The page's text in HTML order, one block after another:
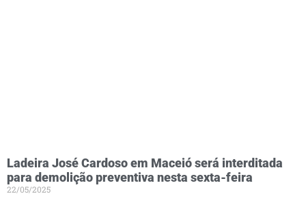
Ladeira José Cardoso em Maceió será interditada
para demolição preventiva nesta sexta-feira
22/05/2025